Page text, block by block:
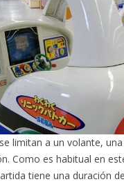
limitan a un volante,
Como es habitual en
tiene una duración